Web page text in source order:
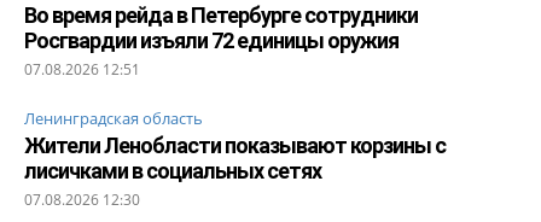
Во время рейда в Петербурге сотрудники
Росгвардии изъяли 72 единицы оружия
07.08.2026 12:51
Ленинградская область
Жители Ленобласти показывают корзины с
лисичками в социальных сетях
07.08.2026 12:30